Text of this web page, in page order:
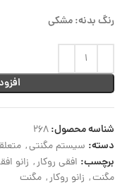
رنگ بدنه: مشکی
شناسه محصول:268
دسته: سیستم مگنتی,
برچسب: افقی روکار, زانو
مگنت, زانو روکار, مگنت